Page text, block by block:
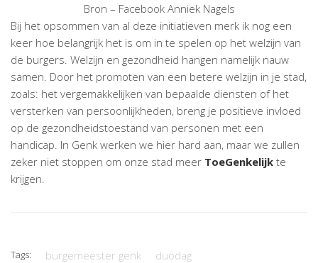
Bron – Facebook Anniek Nagels
Bij het opsommen van al deze initiatieven merk ik nog een
keer hoe belangrijk het is om in te spelen op het welzijn van
de burgers. Welzijn en gezondheid hangen namelijk nauw
samen. Door het promoten van een betere welzijn in je stad,
zoals: het vergemakkelijken van bepaalde diensten of het
versterken van persoonlijkheden, breng je positieve invloed
op de gezondheidstoestand van personen met een
handicap. In Genk werken we hier hard aan, maar we zullen
zeker niet stoppen om onze stad meer ToeGenkelijk te
krijgen.
Tags: burgemeester genk duodag